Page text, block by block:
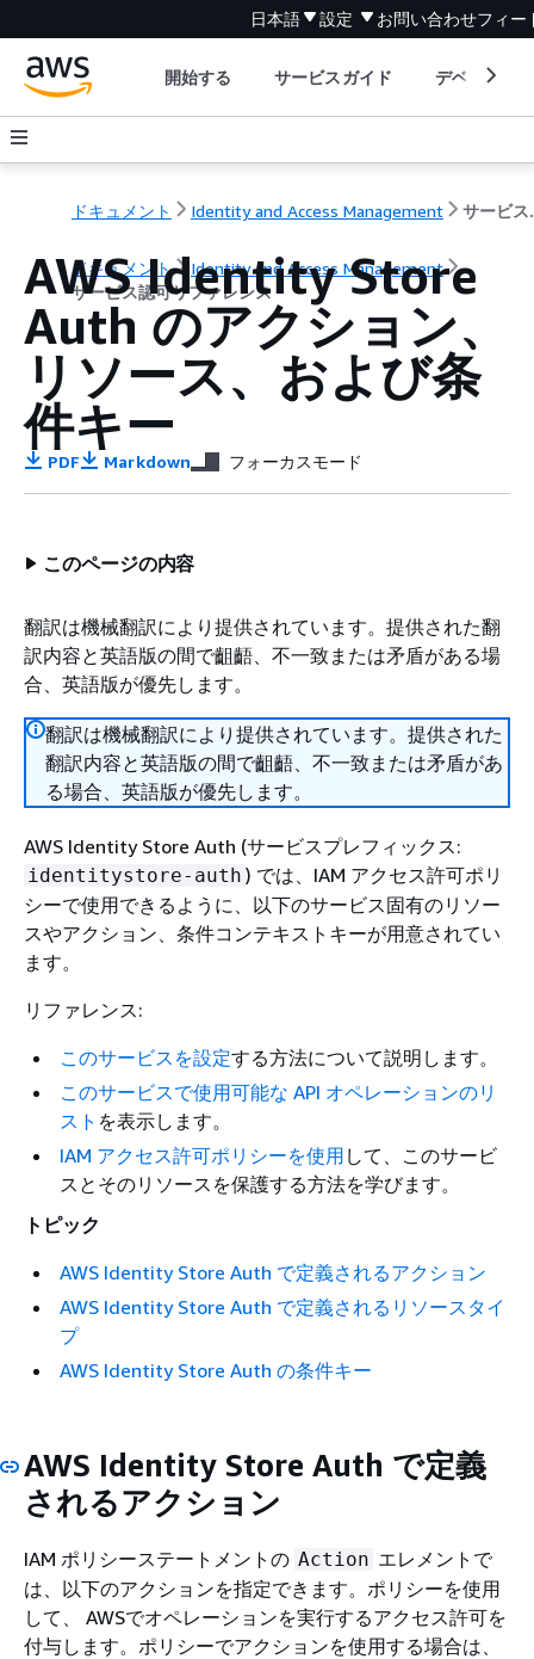
日本語 設定 お問い合わせフィー
開始する サービスガイド デベロッパ
ドキュメント Identity and Access Management サ
ドキュメント
Identity and Access Management
サービス認可リファレンス
AWS Identity Store
Auth のアクション、
リソース、および条
件キー
PDF Markdown フォーカスモード
このページの内容
翻訳は機械翻訳により提供されています。提供された翻
訳内容と英語版の間で齟齬、不一致または矛盾がある場
合、英語版が優先します。
翻訳は機械翻訳により提供されています。提供された
翻訳内容と英語版の間で齟齬、不一致または矛盾があ
る場合、英語版が優先します。
AWS Identity Store Auth (サービスプレフィックス:
identitystore-auth ) では、IAM アクセス許可ポリ
シーで使用できるように、以下のサービス固有のリソー
スやアクション、条件コンテキストキーが用意されてい
ます。
リファレンス:
このサービスを設定する方法について説明します。
このサービスで使用可能な API オペレーションのリ
スト を表示します。
IAM アクセス許可ポリシーを使用 して、このサービ
スとそのリソースを保護する方法を学びます。
トピック
AWS Identity Store Auth で定義されるアクション
AWS Identity Store Auth で定義されるリソースタイ
プ
AWS Identity Store Auth の条件キー
AWS Identity Store Auth で定義
されるアクション
IAM ポリシーステートメントの Action エレメントで
は、以下のアクションを指定できます。ポリシーを使用
して、 AWSでオペレーションを実行するアクセス許可を
付与します。ポリシーでアクションを使用する場合は、